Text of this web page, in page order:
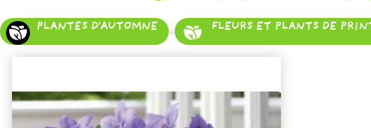
PLANTES D'AUTOMNE FLEURS ET PLANTS DE